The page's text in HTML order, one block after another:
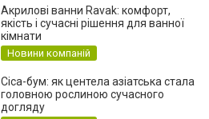
Акрилові ванни Ravak: комфорт,
якість і сучасні рішення для ванної
кімнати
Новини компаній
Cica-бум: як центела азіатська стала
головною рослиною сучасного
догляду